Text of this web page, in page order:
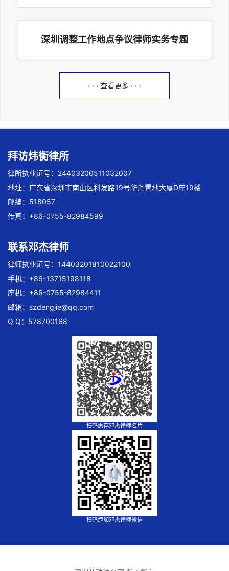
深圳调整工作地点争议律师实务专题
· · · 查看更多 · · ·
拜访炜衡律所
律所执业证号：24403200511032007
地址：广东省深圳市南山区科发路19号华润置地大厦D座19楼
邮编：518057
传真：+86-0755-82984599
联系邓杰律师
律师执业证号：14403201810022100
手机：+86-13715198118
座机：+86-0755-82984411
邮箱： szdengjie@qq.com
Q Q：578700168
扫码惠存邓杰律师名片
扫码添加邓杰律师微信